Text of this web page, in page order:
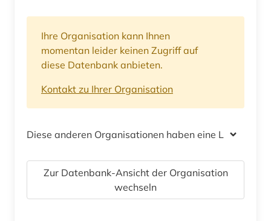
Ihre Organisation kann Ihnen
momentan leider keinen Zugriff auf
diese Datenbank anbieten.
Kontakt zu Ihrer Organisation
Diese anderen Organisationen haben eine Lizenz
Zur Datenbank-Ansicht der Organisation
wechseln